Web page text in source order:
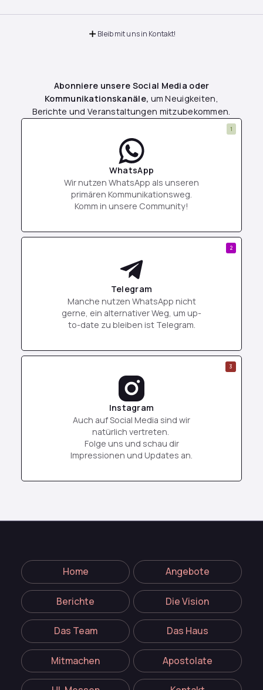
Bleib mit uns in Kontakt!
Abonniere unsere Social Media oder
Kommunikationskanäle, um Neuigkeiten,
Berichte und Veranstaltungen mitzubekommen.
WhatsApp
Wir nutzen WhatsApp als unseren
primären Kommunikationsweg.
Komm in unsere Community!
1
Telegram
Manche nutzen WhatsApp nicht
gerne, ein alternativer Weg, um up-
to-date zu bleiben ist Telegram.
2
Instagram
Auch auf Social Media sind wir
natürlich vertreten.
Folge uns und schau dir
Impressionen und Updates an.
3
Home Angebote
Berichte Die Vision
Das Team Das Haus
Mitmachen Apostolate